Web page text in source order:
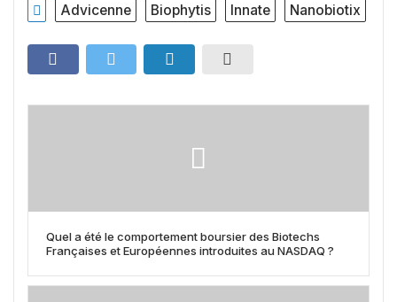
Advicenne Biophytis Innate Nanobiotix
Quel a été le comportement boursier des Biotechs
Françaises et Européennes introduites au NASDAQ ?